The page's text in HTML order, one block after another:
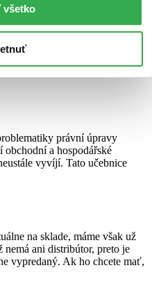
všetko
právní úpravy
a hospodářské
vyvíjí. Tato učebnice
na sklade, máme však už
nemá ani distribútor, preto je
vypredaný. Ak ho chcete mať,